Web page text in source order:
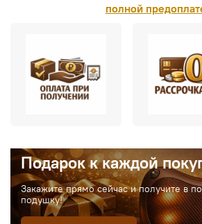
полной
Подарок к каждой
Закажите прямо сейчас и получите в
подушку!